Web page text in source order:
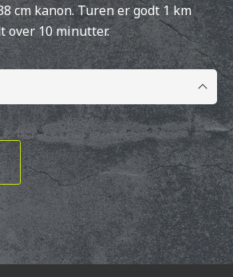
cm kanon. Turen er godt 1 km
over 10 minutter.